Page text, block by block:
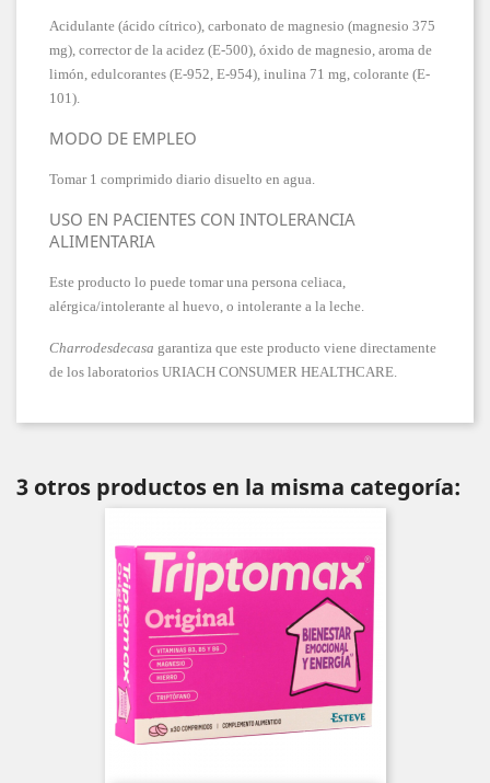
Acidulante (ácido cítrico), carbonato de magnesio (magnesio 375
mg), corrector de la acidez (E-500), óxido de magnesio, aroma de
limón, edulcorantes (E-952, E-954), inulina 71 mg, colorante (E-
101).
MODO DE EMPLEO
Tomar 1 comprimido diario disuelto en agua.
USO EN PACIENTES CON INTOLERANCIA
ALIMENTARIA
Este producto lo puede tomar una persona celiaca,
alérgica/intolerante al huevo, o intolerante a la leche.
Charrodesdecasa garantiza que este producto viene directamente
de los laboratorios URIACH CONSUMER HEALTHCARE.
3 otros productos en la misma categoría: